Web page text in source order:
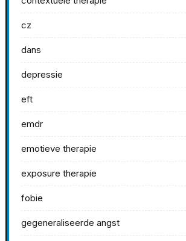
cz
dans
depressie
eft
emdr
emotieve therapie
exposure therapie
fobie
gegeneraliseerde angst